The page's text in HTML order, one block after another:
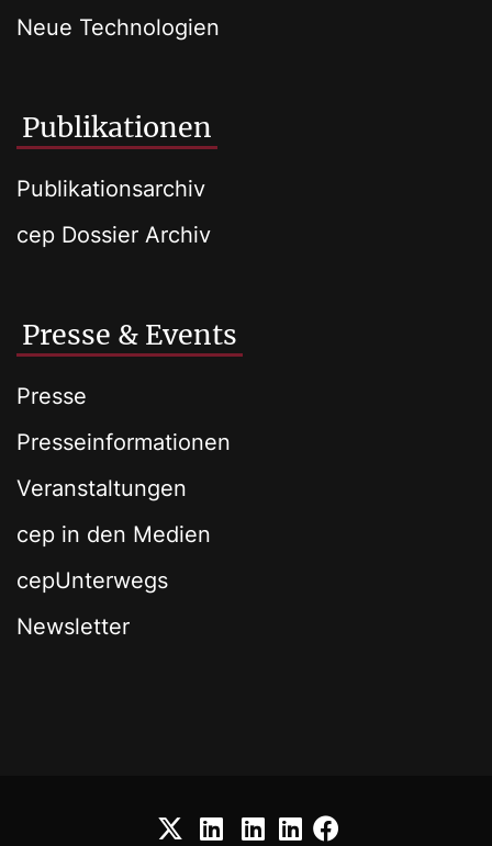
Neue Technologien
Publikationen
Publikationsarchiv
cep Dossier Archiv
Presse & Events
Presse
Presseinformationen
Veranstaltungen
cep in den Medien
cepUnterwegs
Newsletter